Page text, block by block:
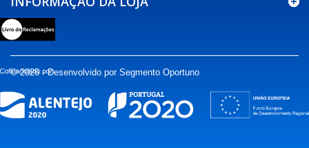
© 2026 - Desenvolvido por Segmento Oportuno